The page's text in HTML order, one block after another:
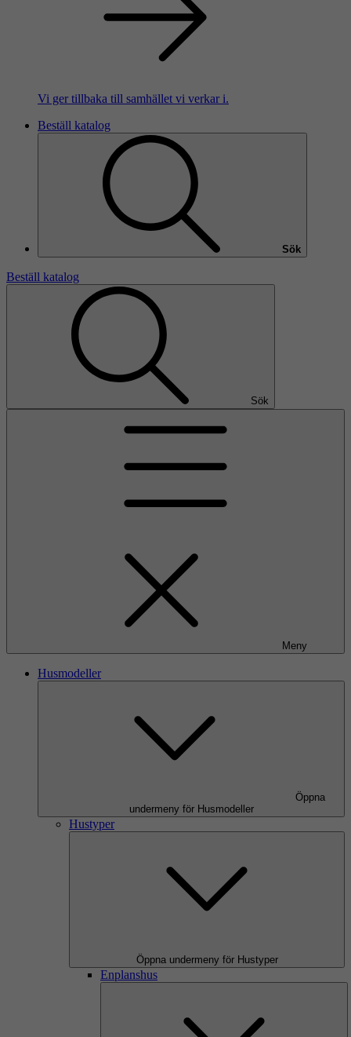
Vi ger tillbaka till samhället vi verkar i.
Beställ katalog
Sök
Beställ katalog
Sök
Meny
Husmodeller
Öppna
undermeny för Husmodeller
Hustyper
Öppna undermeny för Hustyper
Enplanshus